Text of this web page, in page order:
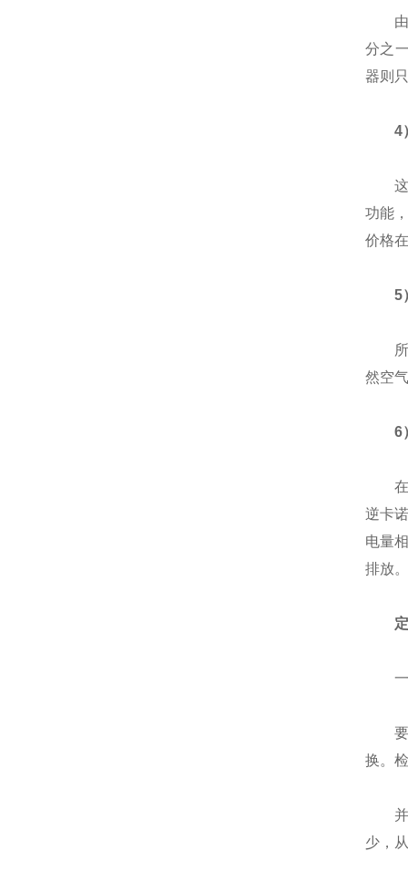
由于
分之
器则
4
这个
功能
价格
5
所谓
然空
6
在节
逆卡
电量
排放。
一个
要经
换。
并且
少，